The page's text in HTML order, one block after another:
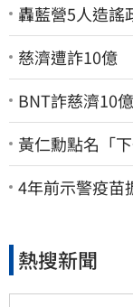
轟藍營5人造
慈濟遭詐10億
BNT詐慈濟10
黃仁勳點名「
股這族群全面
4年前示警疫
熱搜新聞